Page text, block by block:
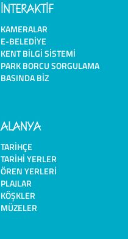
İNTERAKTİF
KAMERALAR
E-BELEDIYE
KENT BILGI SISTEMI
PARK BORCU SORGULAMA
BASINDA BIZ
ALANYA
TARIHÇE
TARIHI YERLER
ÖREN YERLERI
PLAJLAR
KÖŞKLER
MÜZELER